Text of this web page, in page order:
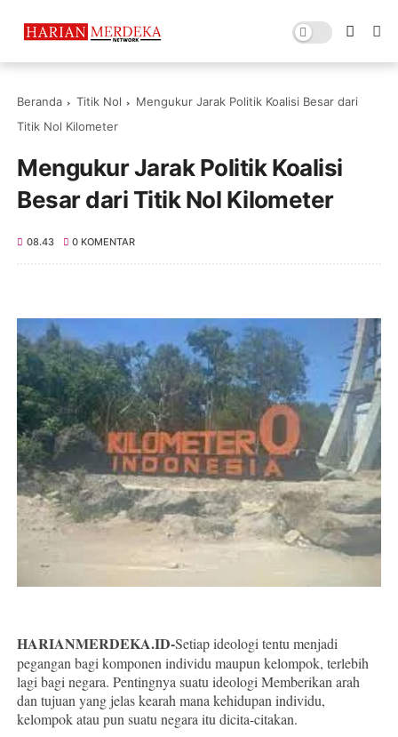
Beranda Titik Nol
Mengukur Jarak Politik Koalisi Besar dari
Titik Nol Kilometer
Mengukur Jarak Politik Koalisi
Besar dari Titik Nol Kilometer
08.43 0 KOMENTAR
HARIANMERDEKA.ID-Setiap ideologi tentu menjadi
pegangan bagi komponen individu maupun kelompok, terlebih
lagi bagi negara. Pentingnya suatu ideologi Memberikan arah
dan tujuan yang jelas kearah mana kehidupan individu,
kelompok atau pun suatu negara itu dicita-citakan.